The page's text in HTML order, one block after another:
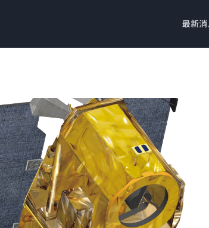
最新消